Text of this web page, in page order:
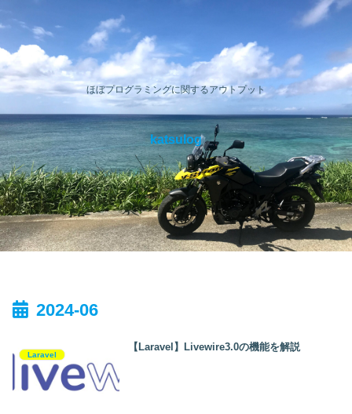
ほぼプログラミングに関するアウトプット
katsulog
2024-06
Laravel
【Laravel】Livewire3.0の機能を解説